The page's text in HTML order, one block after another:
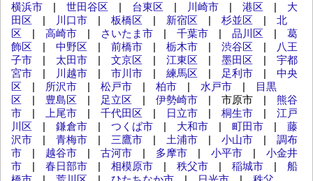
横浜市 | 世田谷区 | 台東区 | 川崎市 | 港区 | 大
田区 | 川口市 | 板橋区 | 新宿区 | 杉並区 | 北
区 | 高崎市 | さいたま市 | 千葉市 | 品川区 | 葛
飾区 | 中野区 | 前橋市 | 栃木市 | 渋谷区 |
八王
子市 | 太田市 | 文京区 | 江東区 | 墨田区 | 宇都
宮市 | 川越市 | 市川市 | 練馬区 | 足利市 | 中央
区 | 所沢市 | 松戸市 | 柏市 | 水戸市 |
目黒
区 | 豊島区 | 足立区 | 伊勢崎市 | 市原市 | 熊谷
市 | 上尾市 | 千代田区 | 日立市 | 桐生市 | 江戸
川区 | 鎌倉市 | つくば市 | 大和市 | 町田市 | 藤
沢市 | 青梅市 | 三鷹市 | 土浦市 | 小山市 | 調布
市 | 越谷市 | 古河市 | 多摩市 | 小平市 | 小金井
市 | 春日部市 | 相模原市 | 秩父市 | 稲城市 | 船